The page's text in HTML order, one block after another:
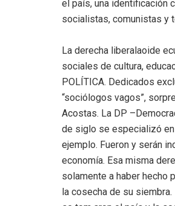
el país, una identificación
socialistas, comunistas y
La derecha liberalaoide
sociales de cultura,
POLÍTICA. Dedicados
“sociólogos vagos”,
Acostas. La DP
de siglo se especializó
ejemplo. Fueron y serán
economía. Esa misma
solamente a haber hecho
la cosecha de su